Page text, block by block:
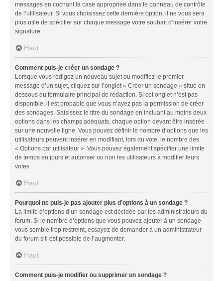
messages en cochant la case appropriée dans le panneau de contrôle
de l’utilisateur. Si vous choisissez cette dernière option, il ne vous sera
plus utile de spécifier sur chaque message votre souhait d’insérer votre
signature.
Haut
Comment puis-je créer un sondage ?
Lorsque vous rédigez un nouveau sujet ou modifiez le premier
message d’un sujet, cliquez sur l’onglet « Créer un sondage » situé en-
dessous du formulaire principal de rédaction. Si cet onglet n’est pas
disponible, il est probable que vous n’ayez pas la permission de créer
des sondages. Saisissez le titre du sondage en incluant au moins deux
options dans les champs adéquats, chaque option devant être insérée
sur une nouvelle ligne. Vous pouvez définir le nombre d’options que les
utilisateurs peuvent insérer en modifiant, lors du vote, le nombre des
« Options par utilisateur ». Vous pouvez également spécifier une limite
de temps en jours et autoriser ou non les utilisateurs à modifier leurs
votes.
Haut
Pourquoi ne puis-je pas ajouter plus d’options à un sondage ?
La limite d’options d’un sondage est décidée par les administrateurs du
forum. Si le nombre d’options que vous pouvez ajouter à un sondage
vous semble trop restreint, essayez de demander à un administrateur
du forum s’il est possible de l’augmenter.
Haut
Comment puis-je modifier ou supprimer un sondage ?